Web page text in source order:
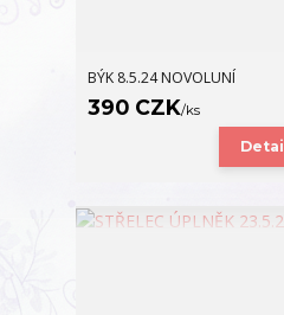
BÝK 8.5.24 NOVOLUNÍ
390 CZK/ks
Detail